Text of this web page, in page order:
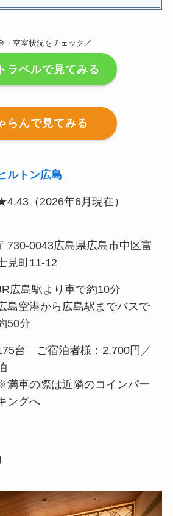
・空室状況をチェック／
ラベルで見てみる
らんで見てみる
ルトン広島
（2026年6月現在）
730-0043広島県広島市中区富
見町11-12
広島駅より車で約10分
島空港から広島駅までバスで
50分
台 ご宿泊者様：2,700円／
満車の際は近隣のコインパー
ングへ